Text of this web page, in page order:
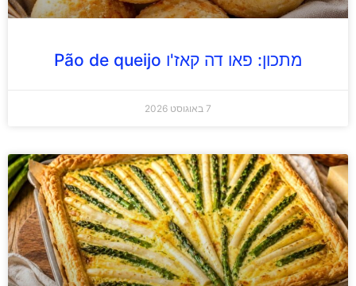
מתכון: פאו דה קאז'ו Pão de queijo
7 באוגוסט 2026